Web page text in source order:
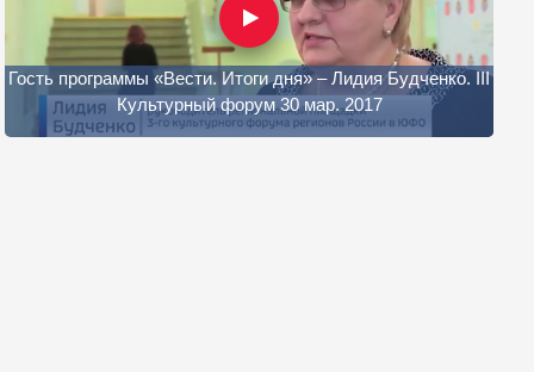
Гость программы «Вести. Итоги дня» – Лидия Будченко. III
Культурный форум 30 мар. 2017